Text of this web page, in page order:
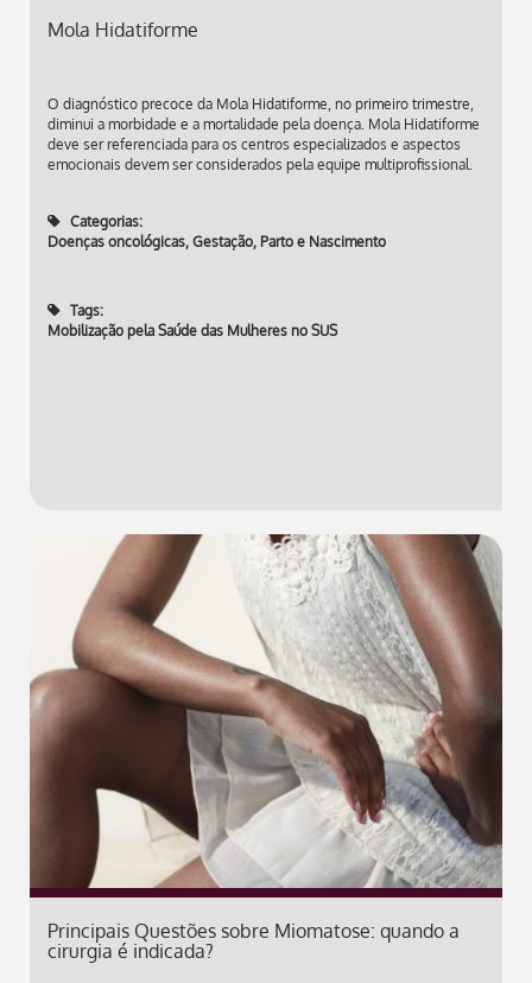
Mola Hidatiforme
O diagnóstico precoce da Mola Hidatiforme, no primeiro trimestre,
diminui a morbidade e a mortalidade pela doença. Mola Hidatiforme
deve ser referenciada para os centros especializados e aspectos
emocionais devem ser considerados pela equipe multiprofissional.
Categorias:
Doenças oncológicas, Gestação, Parto e Nascimento
Tags:
Mobilização pela Saúde das Mulheres no SUS
Principais Questões sobre Miomatose: quando a
cirurgia é indicada?